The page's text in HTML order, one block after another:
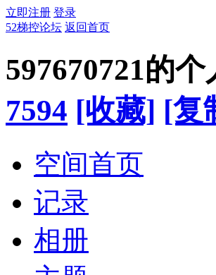
立即注册 登录
52梯控论坛 返回首页
597670721的个
7594 [收藏] [复
空间首页
记录
相册